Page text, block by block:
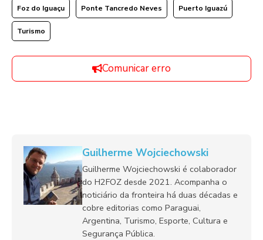
Foz do Iguaçu Ponte Tancredo Neves Puerto Iguazú
Turismo
Comunicar erro
Guilherme Wojciechowski
Guilherme Wojciechowski é colaborador
do H2FOZ desde 2021. Acompanha o
noticiário da fronteira há duas décadas e
cobre editorias como Paraguai,
Argentina, Turismo, Esporte, Cultura e
Segurança Pública.